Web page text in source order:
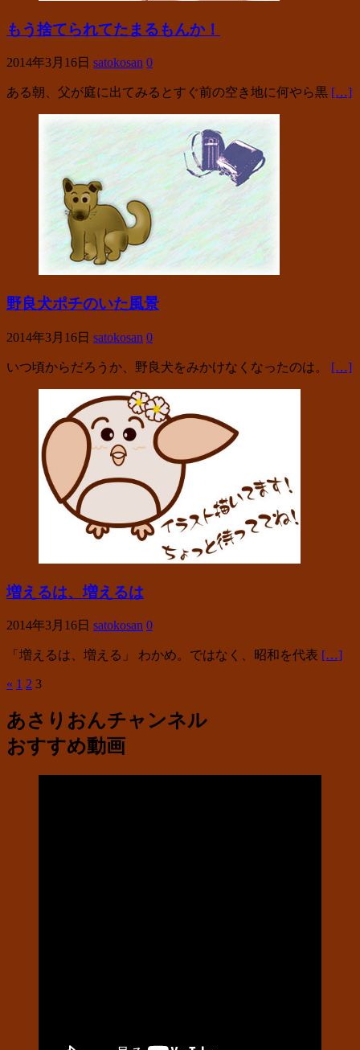
もう捨てられてたまるもんか！
2014年3月16日 satokosan 0
ある朝、父が庭に出てみるとすぐ前の空き地に何やら黒 […]
野良犬ポチのいた風景
2014年3月16日 satokosan 0
いつ頃からだろうか、野良犬をみかけなくなったのは。 […]
増えるは、増えるは
2014年3月16日 satokosan 0
「増えるは、増える」 わかめ。ではなく、昭和を代表 […]
投
稿
の
« 1 2 3
あさりおんチャンネル
おすすめ動画